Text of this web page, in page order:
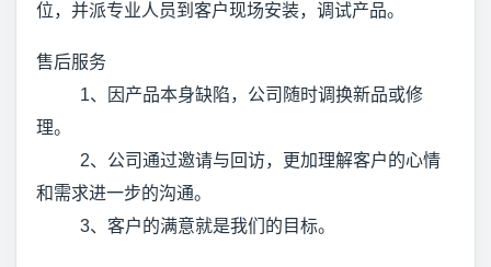
位，并派专业人员到客户现场安装，调试产品。
售后服务
1、因产品本身缺陷，公司随时调换新品或修
理。
2、公司通过邀请与回访，更加理解客户的心情
和需求进一步的沟通。
3、客户的满意就是我们的目标。